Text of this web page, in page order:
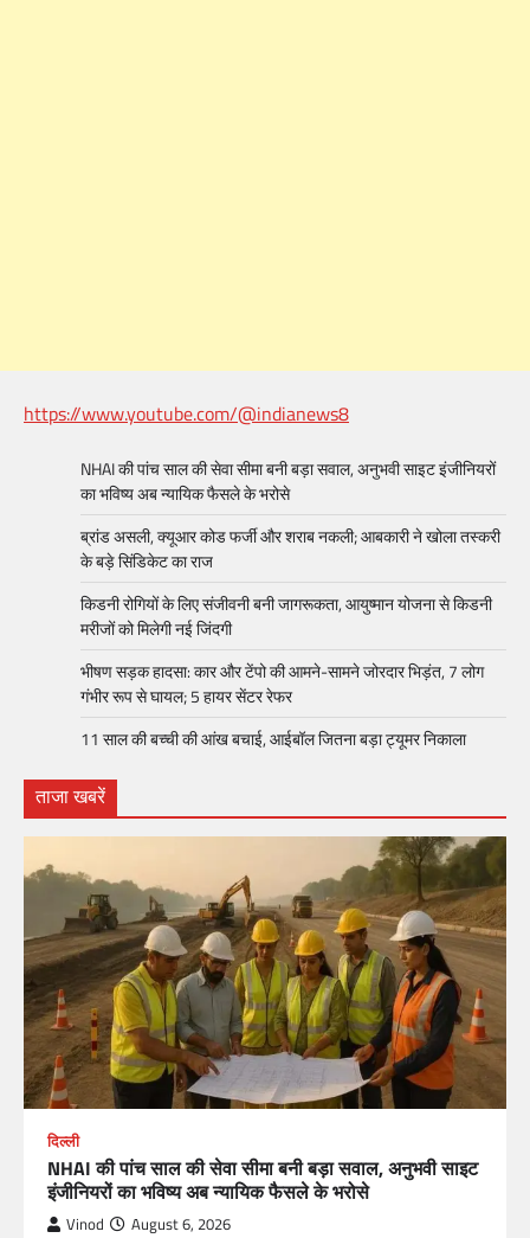
https://www.youtube.com/@indianews8
NHAI की पांच साल की सेवा सीमा बनी बड़ा सवाल, अनुभवी साइट इंजीनियरों
का भविष्य अब न्यायिक फैसले के भरोसे
ब्रांड असली, क्यूआर कोड फर्जी और शराब नकली; आबकारी ने खोला तस्करी
के बड़े सिंडिकेट का राज
किडनी रोगियों के लिए संजीवनी बनी जागरूकता, आयुष्मान योजना से किडनी
मरीजों को मिलेगी नई जिंदगी
भीषण सड़क हादसा: कार और टेंपो की आमने-सामने जोरदार भिड़ंत, 7 लोग
गंभीर रूप से घायल; 5 हायर सेंटर रेफर​
11 साल की बच्ची की आंख बचाई, आईबॉल जितना बड़ा ट्यूमर निकाला
ताजा खबरें
दिल्ली
NHAI की पांच साल की सेवा सीमा बनी बड़ा सवाल, अनुभवी साइट
इंजीनियरों का भविष्य अब न्यायिक फैसले के भरोसे
Vinod August 6, 2026